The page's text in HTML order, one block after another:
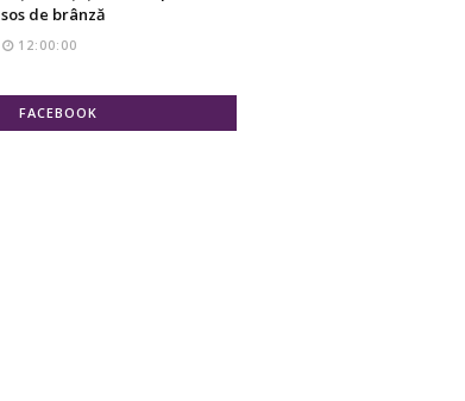
sos de brânză
12:00:00
FACEBOOK